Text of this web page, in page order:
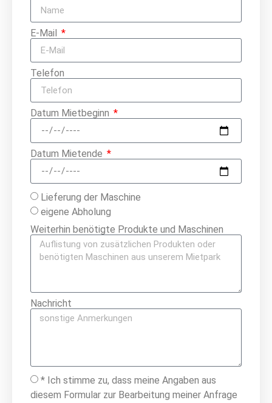
E-Mail
Telefon
Datum Mietbeginn
Datum Mietende
Lieferung der Maschine
eigene Abholung
Weiterhin benötigte Produkte und Maschinen
Nachricht
* Ich stimme zu, dass meine Angaben aus
diesem Formular zur Bearbeitung meiner Anfrage